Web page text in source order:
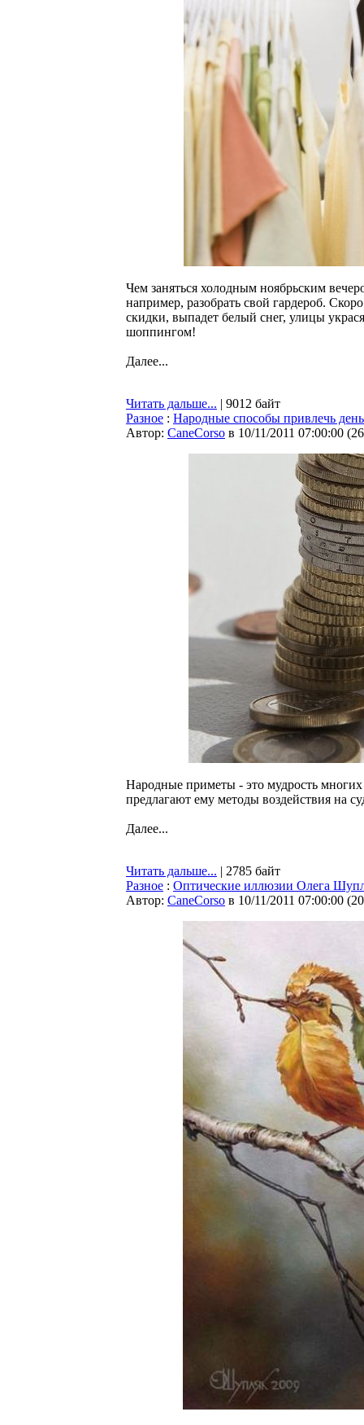
Чем заняться холодным ноябрьским
например, разобрать свой гардероб.
скидки, выпадет белый снег, улицы
шоппингом!
Далее...
Читать дальше... | 9012 байт
Разное : Народные способы привлечь
Автор: CaneCorso в 10/11/2011 07:00:00 (
Народные приметы - это мудрость
предлагают ему методы воздействия на
Далее...
Читать дальше... | 2785 байт
Разное : Оптические иллюзии Олега
Автор: CaneCorso в 10/11/2011 07:00:00 (